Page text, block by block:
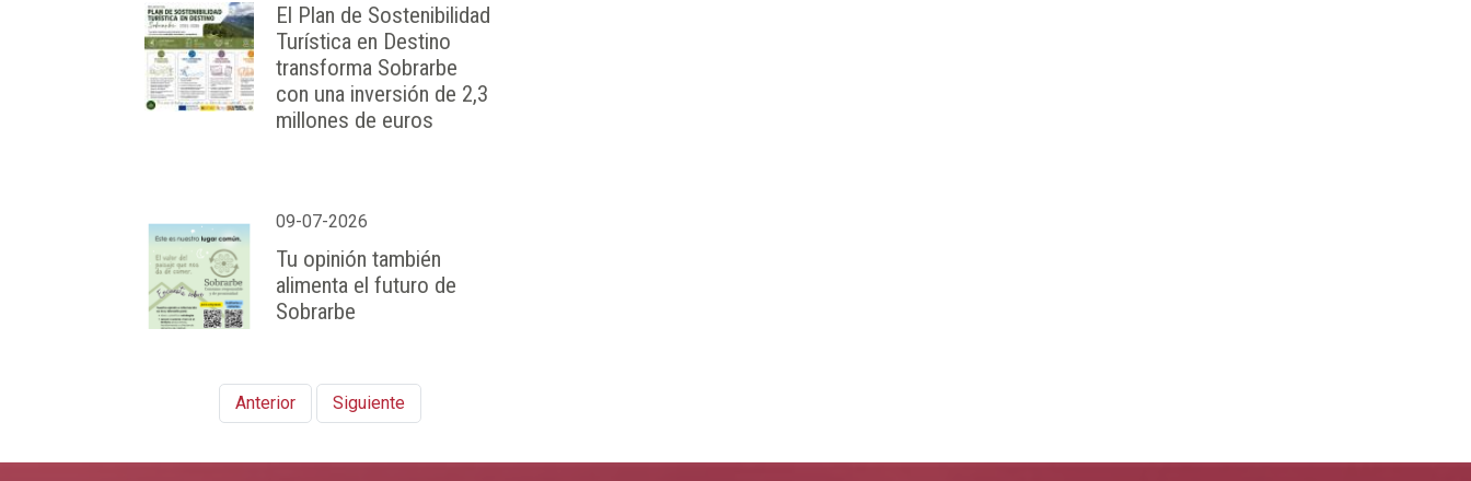
El Plan de Sostenibilidad
Turística en Destino
transforma Sobrarbe
con una inversión de 2,3
millones de euros
09-07-2026
Tu opinión también
alimenta el futuro de
Sobrarbe
Anterior Siguiente